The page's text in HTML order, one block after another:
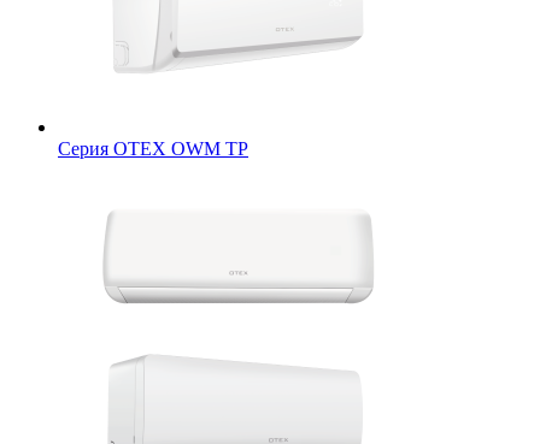
Серия OTEX OWM TP